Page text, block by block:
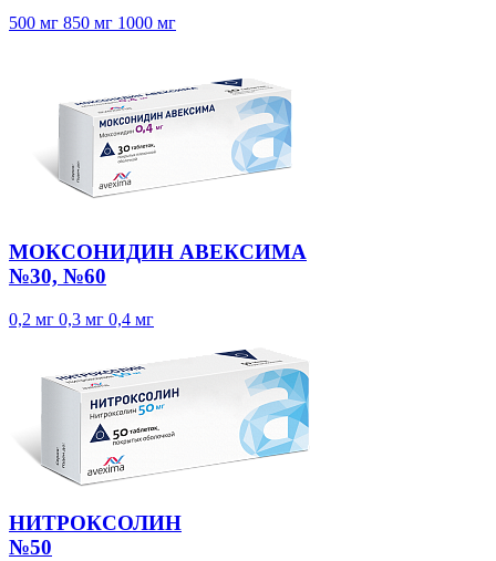
500 мг 850 мг 1000 мг
МОКСОНИДИН АВЕКСИМА
№30, №60
0,2 мг 0,3 мг 0,4 мг
НИТРОКСОЛИН
№50